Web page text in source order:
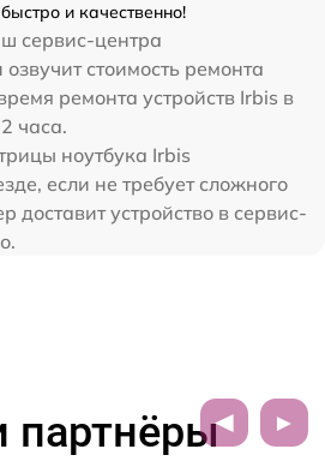
и качественно!
сервис-центра
стоимость ремонта
ремонта устройств Irbis в
часа.
ноутбука Irbis
если не требует сложного
доставит устройство в сервис-
партнёры